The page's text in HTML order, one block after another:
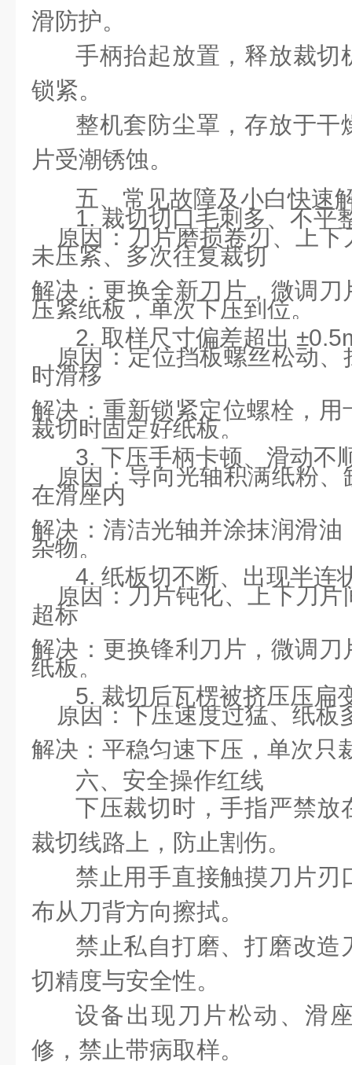
滑防护。
手柄抬起放置，释放裁切
锁紧。
整机套防尘罩，存放于干
片受潮锈蚀。
五、常见故障及小白快速
1. 裁切切口毛刺多、不平
原因：刀片磨损卷刃、上
未压紧、多次往复裁切
解决：更换全新刀片，微调
压紧纸板，单次下压到位。
2. 取样尺寸偏差超出
原因：定位挡板螺丝松动
时滑移
解决：重新锁紧定位螺栓，
裁切时固定好纸板。
3. 下压手柄卡顿、滑动不
原因：导向光轴积满纸粉
在滑座内
解决：清洁光轴并涂抹润滑
杂物。
4. 纸板切不断、出现半连
原因：刀片钝化、上下刀
超标
解决：更换锋利刀片，微调
纸板。
5. 裁切后瓦楞被挤压压扁
原因：下压速度过猛、纸板
解决：平稳匀速下压，单次只
六、安全操作红线
下压裁切时，手指严禁放
裁切线路上，防止割伤。
禁止用手直接触摸刀片刃
布从刀背方向擦拭。
禁止私自打磨、打磨改造
切精度与安全性。
设备出现刀片松动、滑
修，禁止带病取样。